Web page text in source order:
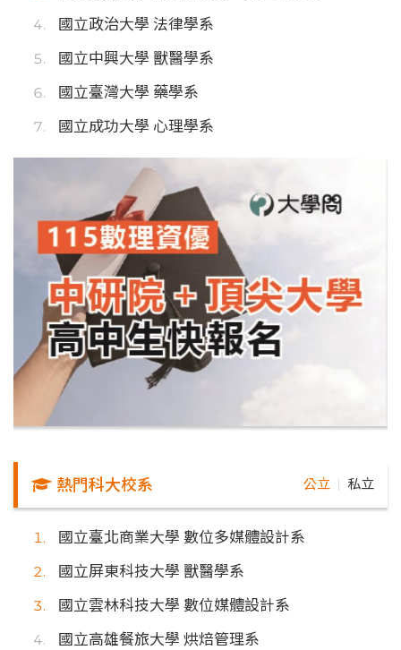
國立政治大學 法律學系
國立中興大學 獸醫學系
國立臺灣大學 藥學系
國立成功大學 心理學系
熱門科大校系 公立 私立
國立臺北商業大學 數位多媒體設計系
國立屏東科技大學 獸醫學系
國立雲林科技大學 數位媒體設計系
國立高雄餐旅大學 烘焙管理系